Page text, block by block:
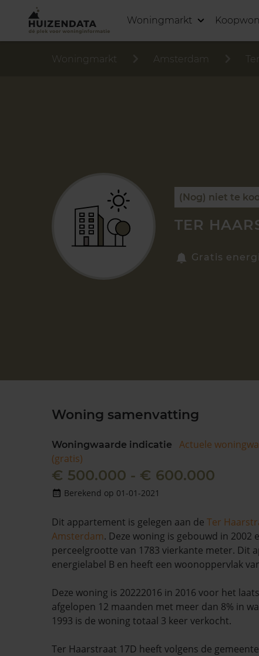
Woningmarkt
Woningmarkt Amsterdam
(Nog) niet te
TER
Gratis
Woning samenvatting
Woningwaarde indicatie
Actuele
(gratis)
€ 500.000 - € 600.000
Berekend op 01-01-2021
Dit appartement is gelegen aan de Ter
Amsterdam. Deze woning is gebouwd in 2002
perceelgrootte van 1783 vierkante meter. Dit
energielabel B en heeft een woonoppervlak
Deze woning is 20222016 in 2016 voor het
afgelopen 12 maanden met meer dan 8% in
1993 is de woning totaal 3 keer verkocht.
Ter Haarstraat 17D heeft volgens de